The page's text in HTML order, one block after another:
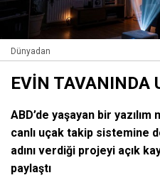
Dünyadan
EVİN TAVANINDA
ABD’de yaşayan bir
canlı uçak takip sistemine
adını verdiği projeyi açık
paylaştı